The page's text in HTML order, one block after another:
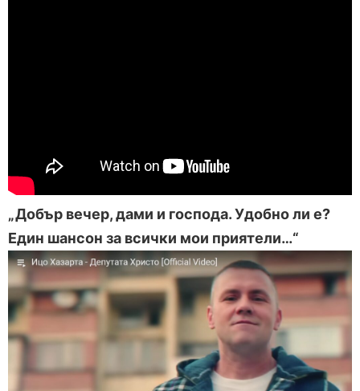
„Добър вечер, дами и господа. Удобно ли е?
Един шансон за всички мои приятели…“